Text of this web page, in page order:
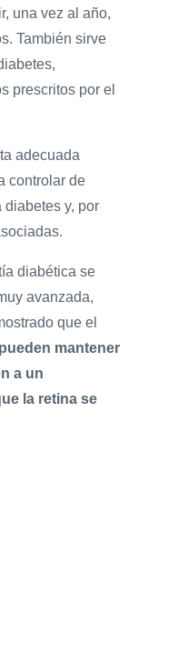
una vez al año,
También sirve
prescritos por el
adecuada
controlar de
diabetes y, por
diabética se
avanzada,
que el
mantener
a un
la retina se